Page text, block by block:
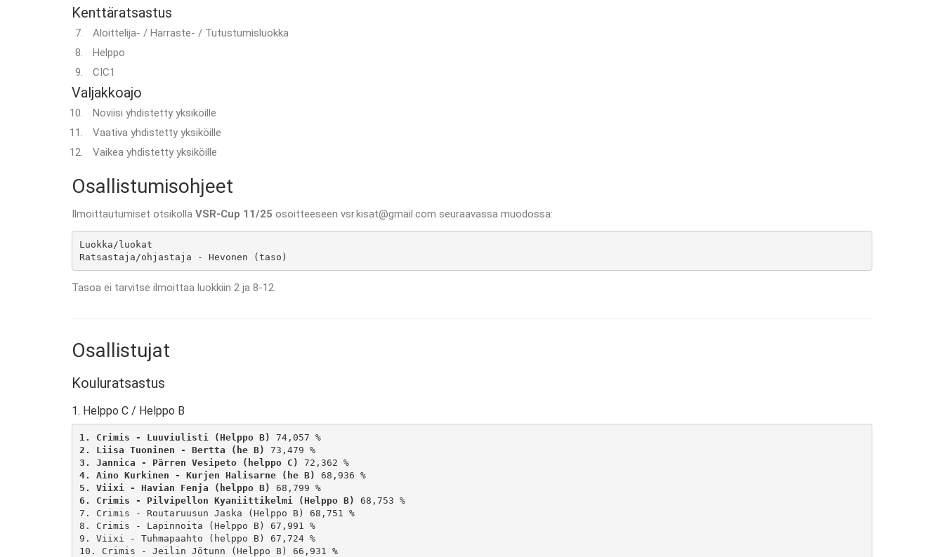
Kenttäratsastus
Aloittelija- / Harraste- / Tutustumisluokka
Helppo
CIC1
Valjakkoajo
Noviisi yhdistetty yksiköille
Vaativa yhdistetty yksiköille
Vaikea yhdistetty yksiköille
Osallistumisohjeet
Ilmoittautumiset otsikolla VSR-Cup 11/25 osoitteeseen vsr.kisat@gmail.com seuraavassa muodossa:
Luokka/luokat
Ratsastaja/ohjastaja - Hevonen (taso)
Tasoa ei tarvitse ilmoittaa luokkiin 2 ja 8-12.
Osallistujat
Kouluratsastus
1. Helppo C / Helppo B
1. Crimis - Luuviulisti (Helppo B)
74,057 %
2. Liisa Tuoninen - Bertta (he B)
73,479 %
3. Jannica - Pärren Vesipeto (helppo C)
72,362 %
4. Aino Kurkinen - Kurjen Halisarne (he B)
68,936 %
5. Viixi - Havian Fenja (helppo B)
68,799 %
6. Crimis - Pilvipellon Kyaniittikelmi (Helppo B) 68,753 %
7. Crimis - Routaruusun Jaska (Helppo B) 68,751 %
8. Crimis - Lapinnoita (Helppo B) 67,991 %
9. Viixi - Tuhmapaahto (helppo B) 67,724 %
10. Crimis - Jeilin Jötunn (Helppo B) 66,931 %